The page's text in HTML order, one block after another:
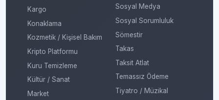
Kargo
Konaklama
Kozmetik / Kişisel Bakım
Kripto Platformu
Kuru Temizleme
Kültür / Sanat
Market
Sosyal Medya
Sosyal Sorumluluk
Sömestir
Takas
Taksit Atlat
Temassız Ödeme
Tiyatro / Müzikal